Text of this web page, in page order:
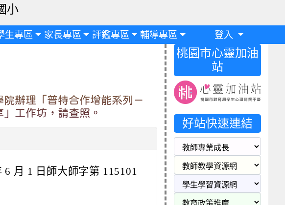
生專區 家長專區 評鑑專區 輔導專區 登入
辦理「普特合作增能系列－
工作坊，請查照。
月 1 日師大師字第 115101
桃園市心靈加油
站
好站快速連結